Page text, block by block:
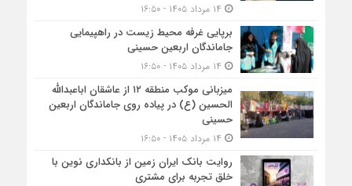
برپایی غرفه محیط زیست در راهپیمایی
جاماندگان اربعین حسینی
میزبانی موکب منطقه ۱۲ از عاشقان اباعبدالله
الحسین (ع) در پیاده روی جاماندگان اربعین
حسینی
روایت بانک ایران زمین از بانکداری نوین با
خلق تجربه برای مشتری